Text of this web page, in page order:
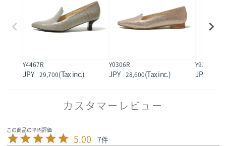
Y4467R
29,700
Y0306R
28,600
Y9103R
カスタマーレビュー
5.00
7